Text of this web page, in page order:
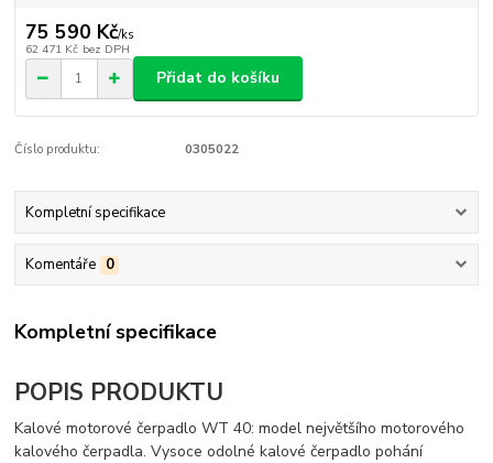
75 590 Kč/ks
62 471 Kč bez DPH
Přidat do košíku
Číslo produktu: 0305022
Kompletní specifikace
Komentáře 0
Kompletní specifikace
POPIS PRODUKTU
Kalové motorové čerpadlo WT 40: model největšího motorového
kalového čerpadla. Vysoce odolné kalové čerpadlo pohání